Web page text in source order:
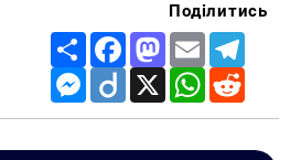
Поділитись
Share FacebookMastodon
Email
Messenger
Diigo X WhatsApp